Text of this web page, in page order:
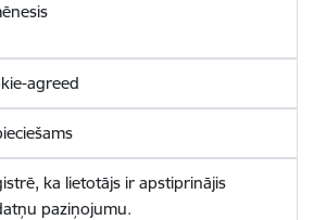
agreed
ka lietotājs ir apstiprinājis
paziņojumu.